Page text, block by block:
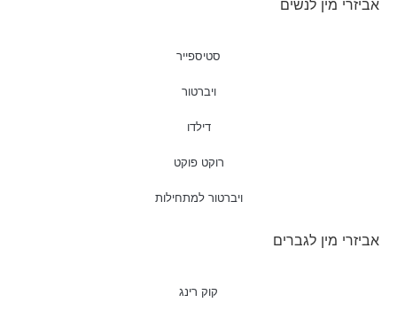
אביזרי מין לנשים
סטיספייר
ויברטור
דילדו
רוקט פוקט
ויברטור למתחילות
אביזרי מין לגברים
קוק רינג